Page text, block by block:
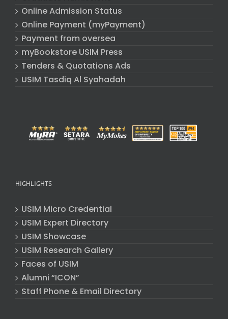
Online Admission Status
Online Payment (myPayment)
Payment from oversea
myBookstore USIM Press
Tenders & Quotations Ads
USIM Tasdiq Al Syahadah
HIGHLIGHTS
USIM Micro Credential
USIM Expert Directory
USIM Showcase
USIM Research Gallery
Faces of USIM
Alumni “ICON”
Staff Phone & Email Directory